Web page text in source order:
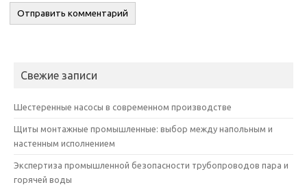
Свежие записи
Шестеренные насосы в современном производстве
Щиты монтажные промышленные: выбор между напольным и
настенным исполнением
Экспертиза промышленной безопасности трубопроводов пара и
горячей воды